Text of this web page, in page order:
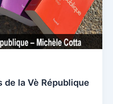
la Vè République